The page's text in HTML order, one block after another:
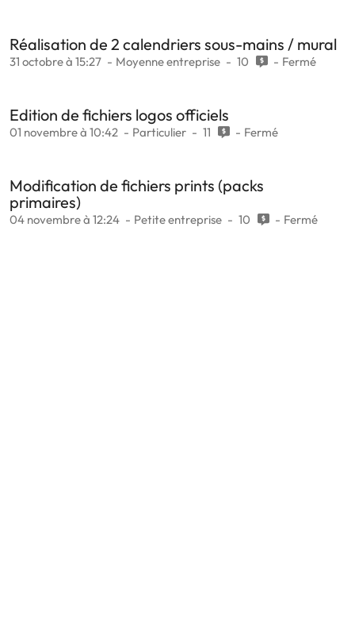
Réalisation de 2 calendriers sous-mains / mural
31 octobre à 15:27 Moyenne entreprise 10 Fermé
Edition de fichiers logos officiels
01 novembre à 10:42 Particulier 11 Fermé
Modification de fichiers prints (packs
primaires)
04 novembre à 12:24 Petite entreprise 10 Fermé